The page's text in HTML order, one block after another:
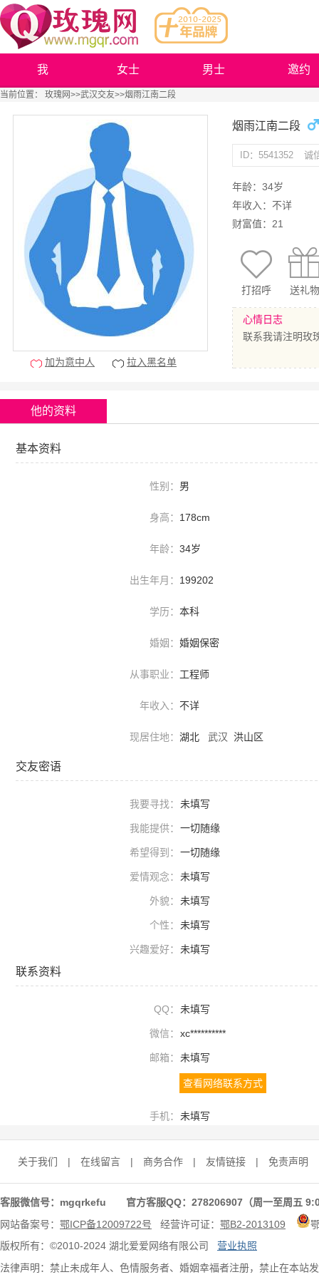
我 女士 男士 邀约
当前位置： 玫瑰网>>武汉交友>>烟雨江南二段
烟雨江南二段
ID：5541352 诚
年龄：34岁
年收入：不详
财富值：21
打招呼 送礼物
心情日志
联系我请注明玫
加为意中人 拉入黑名单
他的资料
基本资料
性别： 男
身高： 178cm
年龄： 34岁
出生年月： 199202
学历： 本科
婚姻： 婚姻保密
从事职业： 工程师
年收入： 不详
现居住地： 湖北 武汉 洪山区
交友密语
我要寻找： 未填写
我能提供： 一切随缘
希望得到： 一切随缘
爱情观念： 未填写
外貌： 未填写
个性： 未填写
兴趣爱好： 未填写
联系资料
QQ： 未填写
微信： xc**********
邮箱： 未填写
查看网络联系方式
手机： 未填写
关于我们 | 在线留言 | 商务合作 | 友情链接 | 免责声明
客服微信号：mgqrkefu 官方客服QQ：278206907（周一至周五
网站备案号： 鄂ICP备12009722号 经营许可证： 鄂B2-2013109
版权所有：©2010-2024 湖北爱爱网络有限公司 营业执照
法律声明：禁止未成年人、色情服务者、婚姻幸福者注册，禁止在本站